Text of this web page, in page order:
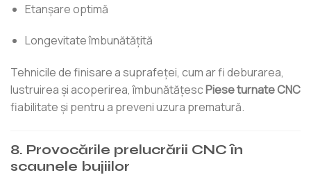
Etanșare optimă
Longevitate îmbunătățită
Tehnicile de finisare a suprafeței, cum ar fi deburarea,
lustruirea și acoperirea, îmbunătățescPiese turnate CNC
fiabilitate și pentru a preveni uzura prematură.
8. Provocările prelucrării CNC în
scaunele bujiilor